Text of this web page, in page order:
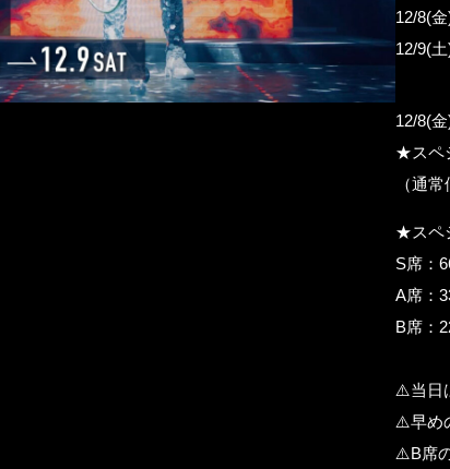
12/8(
12/9(
12/8(
★スペ
（通
★スペ
S席：
A席：
B席：
⚠️当日
⚠️早め
⚠️B席